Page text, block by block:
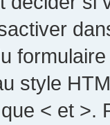
style
< et >.